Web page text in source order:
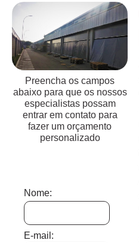
Preencha os campos
abaixo para que os nossos
especialistas possam
entrar em contato para
fazer um orçamento
personalizado
Nome:
E-mail: